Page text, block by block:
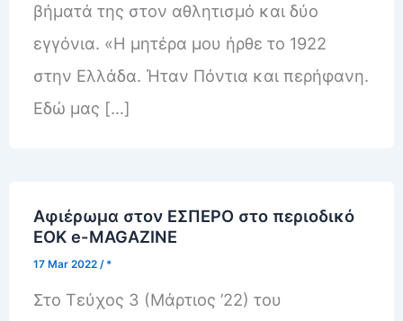
βήματά της στον αθλητισμό και δύο
εγγόνια. «Η μητέρα μου ήρθε το 1922
στην Ελλάδα. Ήταν Πόντια και περήφανη.
Εδώ μας […]
Αφιέρωμα στον ΕΣΠΕΡΟ στο περιοδικό
ΕΟΚ e-MAGAZINE
17 Mar 2022/ *
Στο Τεύχος 3 (Μάρτιος ’22) του